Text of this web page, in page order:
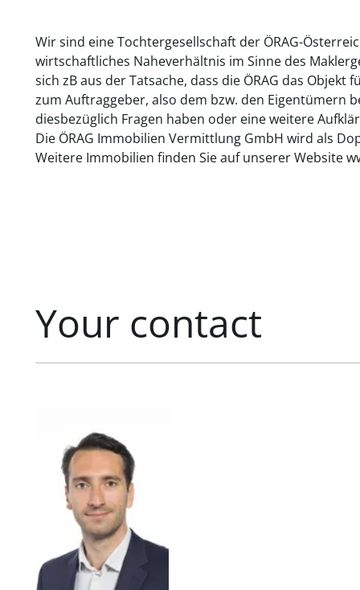
Wir sind eine Tochtergesellschaft der ÖRAG-
wirtschaftliches Naheverhältnis im Sinne des
sich zB aus der Tatsache, dass die ÖRAG das
zum Auftraggeber, also dem bzw. den Eigentümern
diesbezüglich Fragen haben oder eine weitere
Die ÖRAG Immobilien Vermittlung GmbH wird als
Weitere Immobilien finden Sie auf unserer Website
Your contact